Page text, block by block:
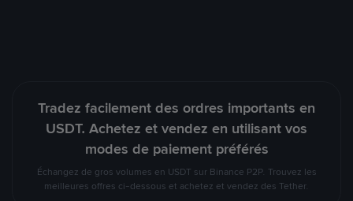
Tradez facilement des ordres importants en
USDT. Achetez et vendez en utilisant vos
modes de paiement préférés
Échangez de gros volumes en USDT sur Binance P2P. Trouvez les
meilleures offres ci-dessous et achetez et vendez des Tether.